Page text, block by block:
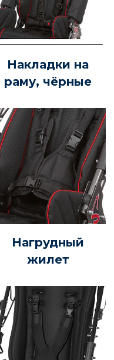
Накладки на
раму, чёрные
Нагрудный
жилет